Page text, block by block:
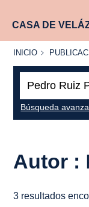
CASA DE
INICIO
INICIO
Búsqueda
Autor :
3 resultados